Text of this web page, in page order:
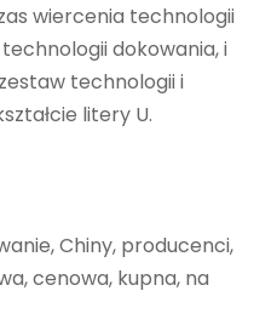
wiercenia technologii
dokowania, i
technologii i
litery U.
Chiny, producenci,
cenowa, kupna, na